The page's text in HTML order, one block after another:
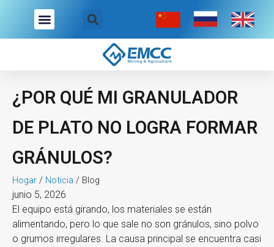
contenido
Menú Buscar
¿POR QUÉ MI GRANULADOR
DE PLATO NO LOGRA FORMAR
GRÁNULOS?
Hogar / Noticia / Blog
junio 5, 2026
El equipo está girando, los materiales se están
alimentando, pero lo que sale no son gránulos, sino polvo
o grumos irregulares. La causa principal se encuentra casi